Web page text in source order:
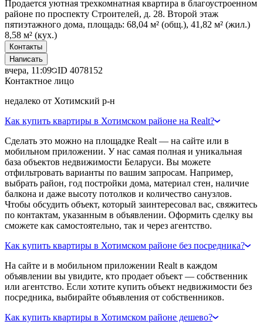
Продается уютная трехкомнатная квартира в благоустроенном
районе по проспекту Строителей, д. 28. Второй этаж
пятиэтажного дома, площадь: 68,04 м² (общ.), 41,82 м² (жил.)
8,58 м² (кух.)
Контакты
Написать
вчера, 11:09 ID 4078152
Контактное лицо
недалеко от Хотимский р-н
Как купить квартиры в Хотимском районе на Realt?
Сделать это можно на площадке Realt — на сайте или в
мобильном приложении. У нас самая полная и уникальная
база объектов недвижимости Беларуси. Вы можете
отфильтровать варианты по вашим запросам. Например,
выбрать район, год постройки дома, материал стен, наличие
балкона и даже высоту потолков и количество санузлов.
Чтобы обсудить объект, который заинтересовал вас, свяжитесь
по контактам, указанным в объявлении. Оформить сделку вы
сможете как самостоятельно, так и через агентство.
Как купить квартиры в Хотимском районе без посредника?
На сайте и в мобильном приложении Realt в каждом
объявлении вы увидите, кто продает объект — собственник
или агентство. Если хотите купить объект недвижимости без
посредника, выбирайте объявления от собственников.
Как купить квартиры в Хотимском районе дешево?